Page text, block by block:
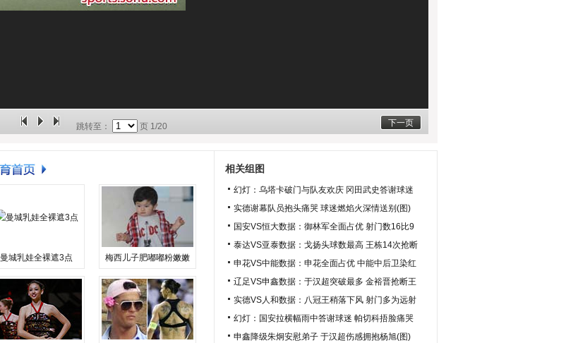
下一页
跳转至： 页 1/20
曼城乳娃全裸遮3点 梅西儿子肥嘟嘟粉嫩嫩
相关组图
幻灯：乌塔卡破门与队友欢庆 冈田武史答谢球迷
实德谢幕队员抱头痛哭 球迷燃焰火深情送别(图)
国安VS恒大数据：御林军全面占优 射门数16比9
泰达VS亚泰数据：戈扬头球数最高 王栋14次抢断
申花VS中能数据：申花全面占优 中能中后卫染红
辽足VS申鑫数据：于汉超突破最多 金裕晋抢断王
实德VS人和数据：八冠王稍落下风 射门多为远射
幻灯：国安拉横幅雨中答谢球迷 帕切科捂脸痛哭
申鑫降级朱炯安慰弟子 于汉超伤感拥抱杨旭(图)